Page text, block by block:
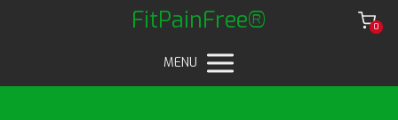
FitPainFree® 0
MENU